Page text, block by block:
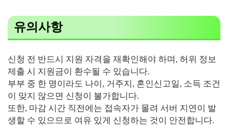
유의사항
신청 전 반드시 지원 자격을 재확인해야 하며, 허위 정보
제출 시 지원금이 환수될 수 있습니다.
부부 중 한 명이라도 나이, 거주지, 혼인신고일, 소득 조건
이 맞지 않으면 신청이 불가합니다.
또한, 마감 시간 직전에는 접속자가 몰려 서버 지연이 발
생할 수 있으므로 여유 있게 신청하는 것이 안전합니다.